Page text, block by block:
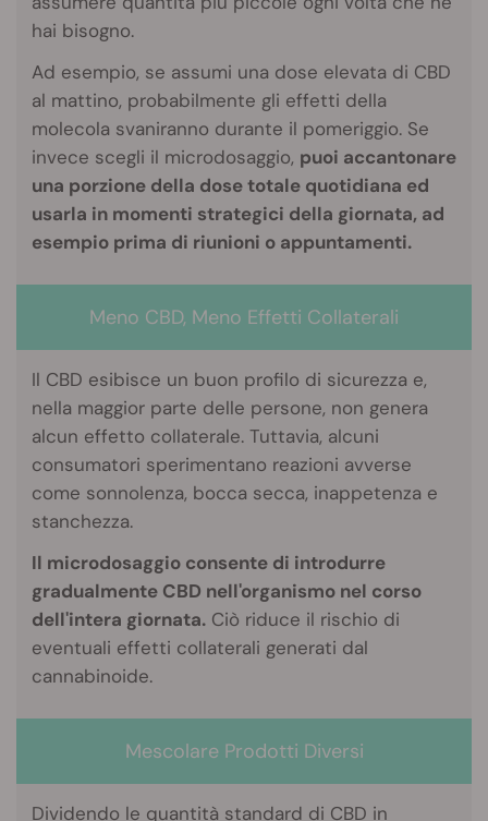
hai bisogno.
Ad esempio, se assumi una dose elevata di CBD
al mattino, probabilmente gli effetti della
molecola svaniranno durante il pomeriggio. Se
invece scegli il microdosaggio, puoi accantonare
una porzione della dose totale quotidiana ed
usarla in momenti strategici della giornata, ad
esempio prima di riunioni o appuntamenti.
Meno CBD, Meno Effetti Collaterali
Il CBD esibisce un buon profilo di sicurezza e,
nella maggior parte delle persone, non genera
alcun effetto collaterale. Tuttavia, alcuni
consumatori sperimentano reazioni avverse
come sonnolenza, bocca secca, inappetenza e
stanchezza.
Il microdosaggio consente di introdurre
gradualmente CBD nell'organismo nel corso
dell'intera giornata. Ciò riduce il rischio di
eventuali effetti collaterali generati dal
cannabinoide.
Mescolare Prodotti Diversi
Dividendo le quantità standard di CBD in